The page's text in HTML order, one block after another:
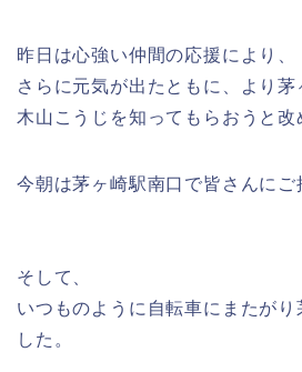
昨日は心強い仲間の応援により、
さらに元気が出たともに、より茅
木山こうじを知ってもらおうと改
今朝は茅ヶ崎駅南口で皆さんにご
そして、
いつものように自転車にまたがり
した。